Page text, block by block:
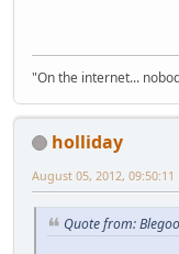
"On the internet...
holliday
August 05, 2012, 09:50:11
Quote from: